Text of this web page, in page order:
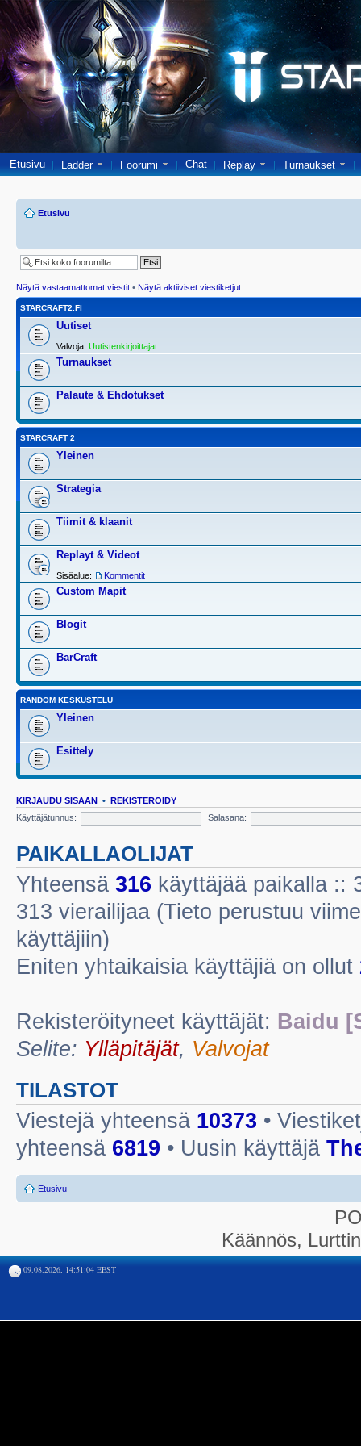
Etusivu Ladder Foorumi Chat Replay Turnaukset
Etusivu
Näytä vastaamattomat viestit • Näytä aktiiviset viestiketjut
STARCRAFT2.FI
Uutiset
Valvoja: Uutistenkirjoittajat
Turnaukset
Palaute & Ehdotukset
STARCRAFT 2
Yleinen
Strategia
Tiimit & klaanit
Replayt & Videot
Sisäalue: Kommentit
Custom Mapit
Blogit
BarCraft
RANDOM KESKUSTELU
Yleinen
Esittely
KIRJAUDU SISÄÄN • REKISTERÖIDY
Käyttäjätunnus:
Salasana:
PAIKALLAOLIJAT
Yhteensä 316 käyttäjää paikalla ::
313 vierailijaa (Tieto perustuu
käyttäjiin)
Eniten yhtaikaisia käyttäjiä on ollut
Rekisteröityneet käyttäjät: Baidu
Selite: Ylläpitäjät, Valvojat
TILASTOT
Viestejä yhteensä 10373 •
yhteensä 6819 • Uusin käyttäjä
Etusivu
Käännös,
09.08.2026, 14:51:04 EEST